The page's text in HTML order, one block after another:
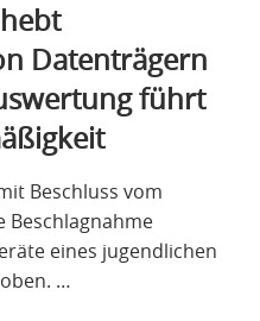
Datenträgern
führt
Beschluss vom
Beschlagnahme
eines jugendlichen
…